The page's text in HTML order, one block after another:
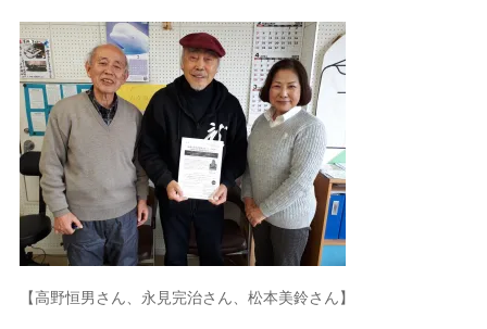
【高野恒男さん、永見完治さん、松本美鈴さん】